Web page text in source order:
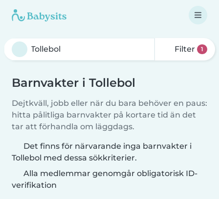
Filter 1
Barnvakter i Tollebol
Dejtkväll, jobb eller när du bara behöver en paus:
hitta pålitliga barnvakter på kortare tid än det
tar att förhandla om läggdags.
Det finns för närvarande inga barnvakter i
Tollebol med dessa sökkriterier.
Alla medlemmar genomgår obligatorisk ID-
verifikation